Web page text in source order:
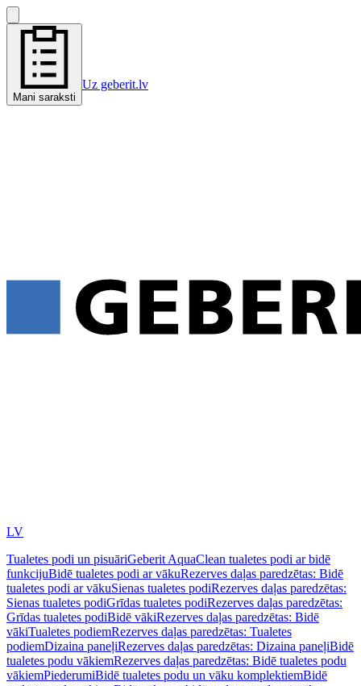
Mani saraksti
Uz geberit.lv
LV
Tualetes podi un pisuāriGeberit AquaClean tualetes podi ar bidē
funkcijuBidē tualetes podi ar vākuRezerves daļas paredzētas: Bidē
tualetes podi ar vākuSienas tualetes podiRezerves daļas paredzētas:
Sienas tualetes podiGrīdas tualetes podiRezerves daļas paredzētas:
Grīdas tualetes podiBidē vākiRezerves daļas paredzētas: Bidē
vākiTualetes podiemRezerves daļas paredzētas: Tualetes
podiemDizaina paneļiRezerves daļas paredzētas: Dizaina paneļiBidē
tualetes podu vākiemRezerves daļas paredzētas: Bidē tualetes podu
vākiemPiederumiBidē tualetes podu un vāku komplektiemBidē